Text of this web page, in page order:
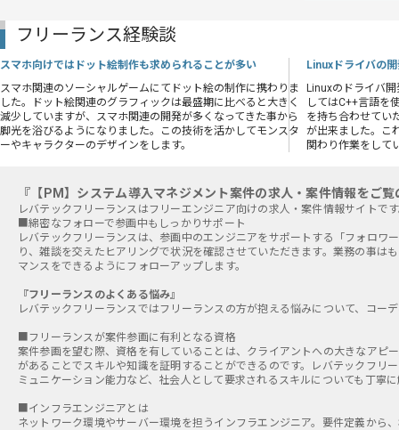
フリーランス経験談
スマホ向けではドット絵制作も求められることが多い
スマホ関連のソーシャルゲームにてドット絵の制作に携わりま
した。ドット絵関連のグラフィックは最盛期に比べると大きく
減少していますが、スマホ関連の開発が多くなってきた事から
脚光を浴びるようになりました。この技術を活かしてモンスタ
ーやキャラクターのデザインをします。
Linuxドライバの
Linuxのドライバ
してはC++言語を
を持ち合わせてい
が出来ました。こ
関わり作業をして
『【PM】システム導入マネジメント案件の求人・案件情報をご覧
■綿密なフォローで参画中もしっかりサポート
レバテックフリーランスは、参画中のエンジニアをサポートする「フォロ
り、雑談を交えたヒアリングで状況を確認させていただきます。業務の事
マンスをできるようにフォローアップします。
『フリーランスのよくある悩み』
レバテックフリーランスではフリーランスの方が抱える悩みについて、コー
■フリーランスが案件参画に有利となる資格
案件参画を望む際、資格を有していることは、クライアントへの大きなアピ
があることでスキルや知識を証明することができるのです。レバテックフリ
ミュニケーション能力など、社会人として要求されるスキルについても丁寧
■インフラエンジニアとは
ネットワーク環境やサーバー環境を担うインフラエンジニア。要件定義から